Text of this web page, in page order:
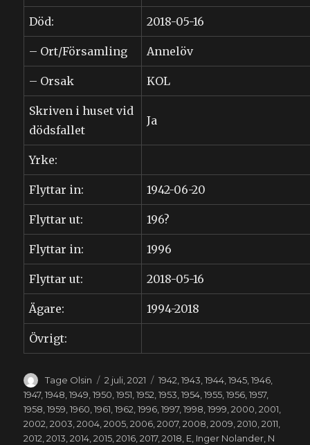
Död: 2018-05-16
– Ort/Församling Annelöv
– Orsak KOL
Skriven i huset vid
dödsfallet
Ja
Yrke:
Flyttar in: 1942-06-20
Flyttar ut: 196?
Flyttar in: 1996
Flyttar ut: 2018-05-16
Ägare: 1994-2018
Övrigt:
Författare
Tage Olsin
Publicerat
den
2 juli, 2021 Kategorier
1942,1943,1944,1945,1946,
1947,1948,1949,1950,1951,1952,1953,1954,1955,1956,1957,
1958,1959,1960,1961,1962,1996,1997,1998,1999,2000,2001,
2002,2003,2004,2005,2006,2007,2008,2009,2010,2011,
2012,2013,2014,2015,2016,2017,2018, E, Inger Nolander, N